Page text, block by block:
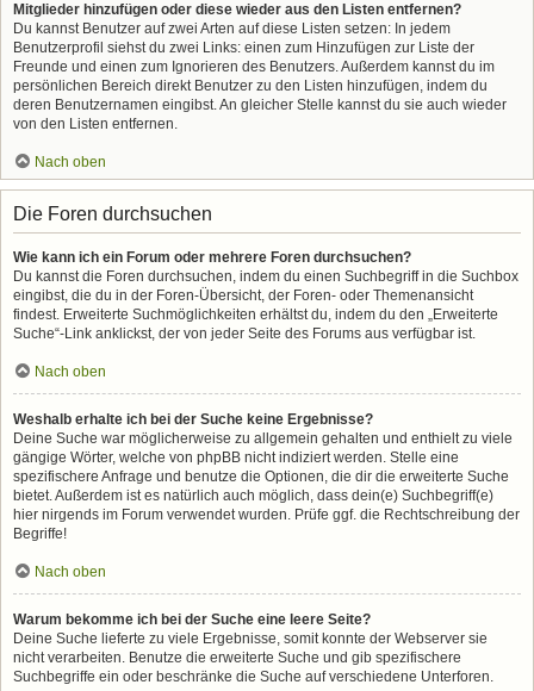
Mitglieder hinzufügen oder diese wieder aus den Listen entfernen?
Du kannst Benutzer auf zwei Arten auf diese Listen setzen: In jedem
Benutzerprofil siehst du zwei Links: einen zum Hinzufügen zur Liste der
Freunde und einen zum Ignorieren des Benutzers. Außerdem kannst du im
persönlichen Bereich direkt Benutzer zu den Listen hinzufügen, indem du
deren Benutzernamen eingibst. An gleicher Stelle kannst du sie auch wieder
von den Listen entfernen.
Nach oben
Die Foren durchsuchen
Wie kann ich ein Forum oder mehrere Foren durchsuchen?
Du kannst die Foren durchsuchen, indem du einen Suchbegriff in die Suchbox
eingibst, die du in der Foren-Übersicht, der Foren- oder Themenansicht
findest. Erweiterte Suchmöglichkeiten erhältst du, indem du den „Erweiterte
Suche“-Link anklickst, der von jeder Seite des Forums aus verfügbar ist.
Nach oben
Weshalb erhalte ich bei der Suche keine Ergebnisse?
Deine Suche war möglicherweise zu allgemein gehalten und enthielt zu viele
gängige Wörter, welche von phpBB nicht indiziert werden. Stelle eine
spezifischere Anfrage und benutze die Optionen, die dir die erweiterte Suche
bietet. Außerdem ist es natürlich auch möglich, dass dein(e) Suchbegriff(e)
hier nirgends im Forum verwendet wurden. Prüfe ggf. die Rechtschreibung der
Begriffe!
Nach oben
Warum bekomme ich bei der Suche eine leere Seite?
Deine Suche lieferte zu viele Ergebnisse, somit konnte der Webserver sie
nicht verarbeiten. Benutze die erweiterte Suche und gib spezifischere
Suchbegriffe ein oder beschränke die Suche auf verschiedene Unterforen.